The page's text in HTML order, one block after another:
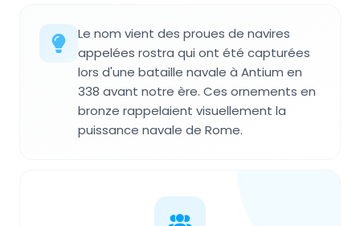
Le nom vient des proues de navires
appelées rostra qui ont été capturées
lors d'une bataille navale à Antium en
338 avant notre ère. Ces ornements en
bronze rappelaient visuellement la
puissance navale de Rome.